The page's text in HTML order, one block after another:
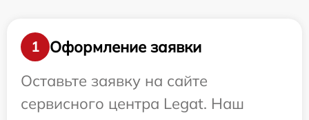
1
Оформление заявки
Оставьте заявку на сайте
сервисного центра Legat. Наш